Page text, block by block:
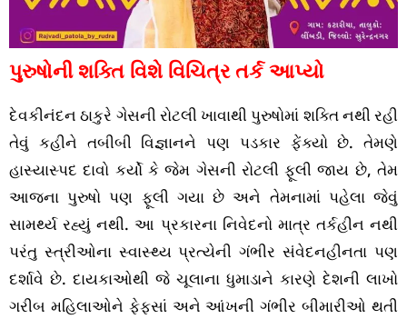
પુરુષોની શક્તિ વિશે વિચિત્ર તર્ક આપ્યો
દેવકીનંદન ઠાકુરે ગેસની રોટલી ખાવાથી પુરુષોમાં શક્તિ નથી રહી
તેવું કહીને તબીબી વિજ્ઞાનને પણ પડકાર ફેંક્યો છે. તેમણે
હાસ્યાસ્પદ દાવો કર્યો કે જેમ ગેસની રોટલી ફૂલી જાય છે, તેમ
આજના પુરુષો પણ ફૂલી ગયા છે અને તેમનામાં પહેલા જેવું
સામર્થ્ય રહ્યું નથી. આ પ્રકારના નિવેદનો માત્ર તર્કહીન નથી
પરંતુ સ્ત્રીઓના સ્વાસ્થ્ય પ્રત્યેની ગંભીર સંવેદનહીનતા પણ
દર્શાવે છે. દાયકાઓથી જે ચૂલાના ધુમાડાને કારણે દેશની લાખો
ગરીબ મહિલાઓને ફેફસાં અને આંખની ગંભીર બીમારીઓ થતી